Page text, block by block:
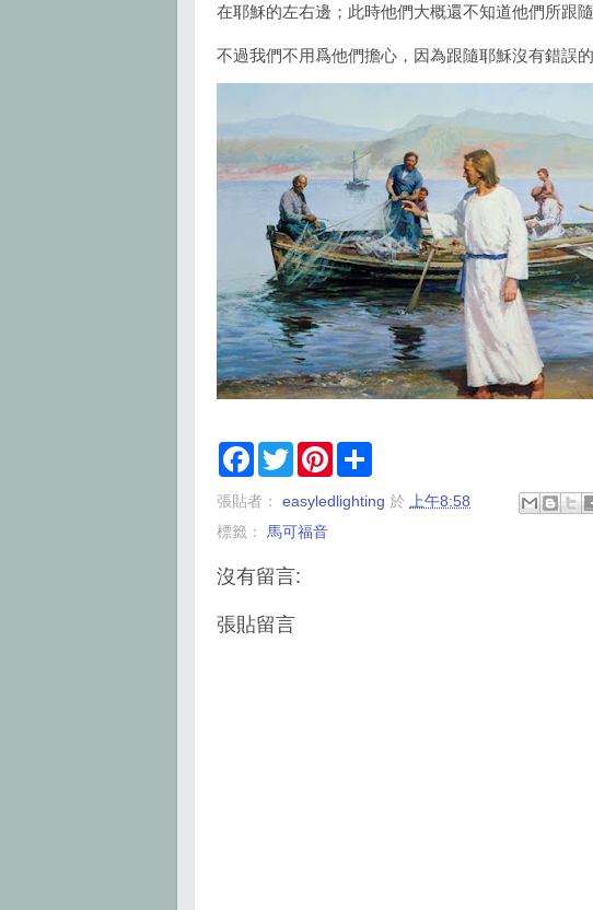
在耶穌的左右邊；此時他們大概還不知道他們所跟
不過我們不用爲他們擔心，因為跟隨耶穌沒有錯誤
F
e
o
k
T
w
t
e
P
t
r
張貼者： easyledlighting 於 上午8:58
標籤： 馬可福音
沒有留言:
張貼留言